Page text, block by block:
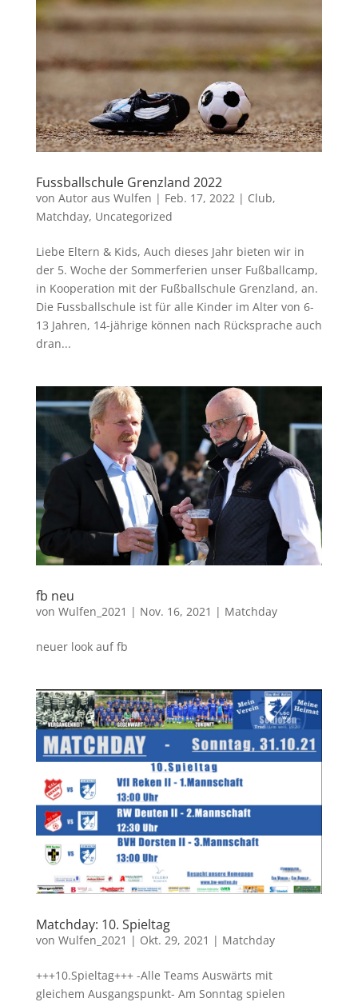
Fussballschule Grenzland 2022
von Autor aus Wulfen | Feb. 17, 2022 | Club,
Matchday, Uncategorized
Liebe Eltern & Kids, Auch dieses Jahr bieten wir in
der 5. Woche der Sommerferien unser Fußballcamp,
in Kooperation mit der Fußballschule Grenzland, an.
Die Fussballschule ist für alle Kinder im Alter von 6-
13 Jahren, 14-jährige können nach Rücksprache auch
dran...
fb neu
von Wulfen_2021 | Nov. 16, 2021 | Matchday
neuer look auf fb
Matchday: 10. Spieltag
von Wulfen_2021 | Okt. 29, 2021 | Matchday
+++10.Spieltag+++ -Alle Teams Auswärts mit
gleichem Ausgangspunkt- Am Sonntag spielen